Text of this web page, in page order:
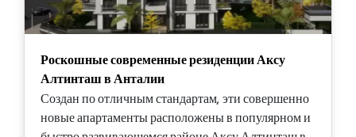
Роскошные современные резиденции Аксу
Алтинташ в Анталии
Создан по отличным стандартам, эти совершенно
новые апартаменты расположены в популярном и